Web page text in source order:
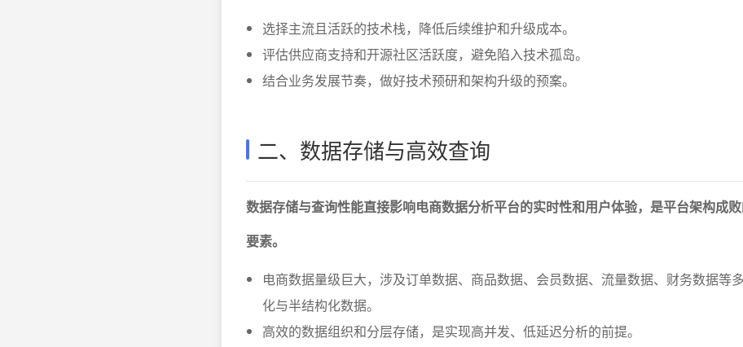
选择主流且活跃的技术栈，降低后续维护和升级成本。
评估供应商支持和开源社区活跃度，避免陷入技术孤岛。
结合业务发展节奏，做好技术预研和架构升级的预案。
二、数据存储与高效查询
数据存储与查询性能直接影响电商数据分析平台的实时性和用户体验，是平台架构成
要素。
电商数据量级巨大，涉及订单数据、商品数据、会员数据、流量数据、财务数据等
化与半结构化数据。
高效的数据组织和分层存储，是实现高并发、低延迟分析的前提。